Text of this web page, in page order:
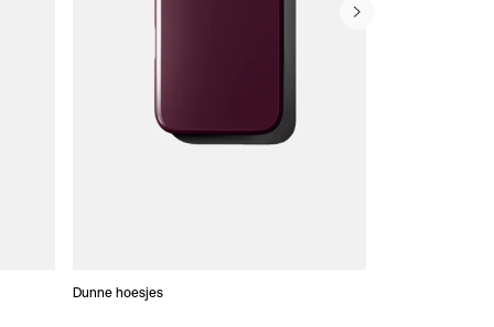
Dunne hoesjes